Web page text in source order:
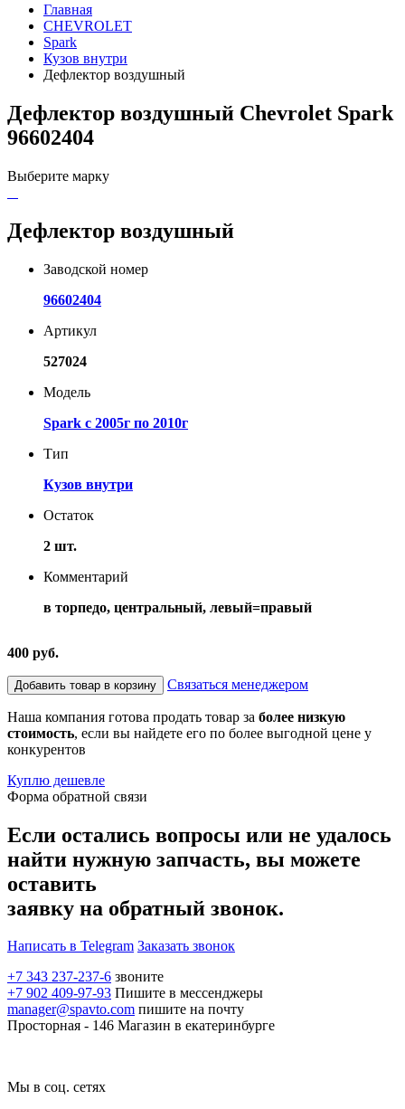
Главная
CHEVROLET
Spark
Кузов внутри
Дефлектор воздушный
Дефлектор воздушный Chevrolet Spark
96602404
Выберите марку
Дефлектор воздушный
Заводской номер
96602404
Артикул
527024
Модель
Spark с 2005г по 2010г
Тип
Кузов внутри
Остаток
2 шт.
Комментарий
в торпедо, центральный, левый=правый
400 руб.
Добавить товар в корзину Связаться менеджером
Наша компания готова продать товар за более низкую
стоимость, если вы найдете его по более выгодной цене у
конкурентов
Куплю дешевле
Форма обратной связи
Если остались вопросы или не удалось
найти нужную запчасть, вы можете
оставить
заявку на обратный звонок.
Написать в Telegram Заказать звонок
+7 343 237-237-6 звоните
+7 902 409-97-93 Пишите в мессенджеры
manager@spavto.com пишите на почту
Просторная - 146 Магазин в екатеринбурге
Мы в соц. сетях